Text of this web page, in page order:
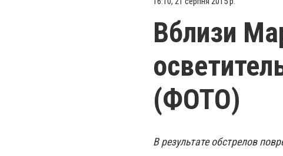
Вблизи
(ФОТО)
В результате обстрелов